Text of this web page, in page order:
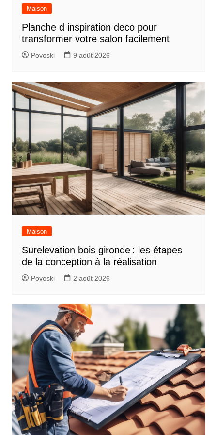
Maison
Planche d inspiration deco pour
transformer votre salon facilement
Povoski 9 août 2026
Maison
Surelevation bois gironde : les étapes
de la conception à la réalisation
Povoski 2 août 2026